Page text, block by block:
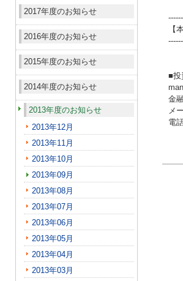
2017年度のお知らせ
2016年度のお知らせ
2015年度のお知らせ
2014年度のお知らせ
2013年度のお知らせ
2013年12月
2013年11月
2013年10月
2013年09月
2013年08月
2013年07月
2013年06月
2013年05月
2013年04月
2013年03月
【
■投
金
メ
電